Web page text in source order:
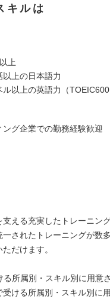
キルは
上
以上の日本語力
ル以上の英語力（TOEIC600
ング企業での勤務経験歓迎
える充実したトレーニン
一されたトレーニングが数
だけます。
る所属別・スキル別に用
受ける所属別・スキル別に